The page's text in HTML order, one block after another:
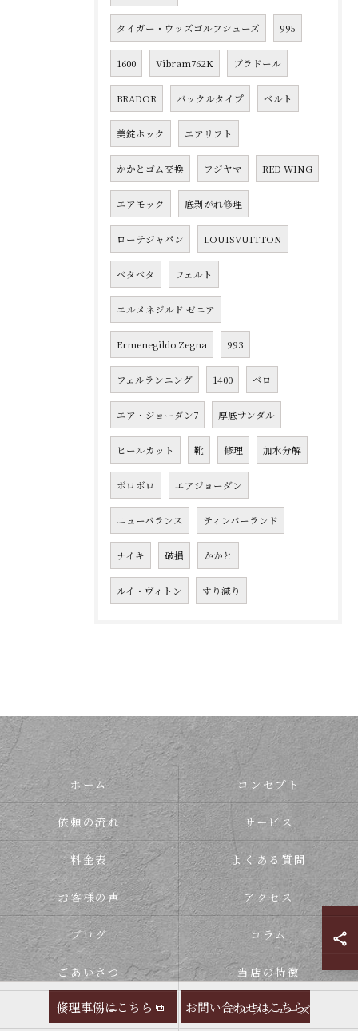
タイガー・ウッズゴルフシューズ 995
1600 Vibram762K ブラドール
BRADOR バックルタイプ ベルト
美錠ホック エアリフト
かかとゴム交換 フジヤマ RED WING
エアモック 底剥がれ修理
ローテジャパン LOUISVUITTON
ベタベタ フェルト
エルメネジルド ゼニア
Ermenegildo Zegna 993
フェルランニング 1400 ベロ
エア・ジョーダン7 厚底サンダル
ヒールカット 靴 修理 加水分解
ボロボロ エアジョーダン
ニューバランス ティンバーランド
ナイキ 破損 かかと
ルイ・ヴィトン すり減り
修理事例はこちら お問い合わせはこちら
ホーム コンセプト
依頼の流れ サービス
料金表 よくある質問
お客様の声 アクセス
ブログ コラム
ごあいさつ 当店の特徴
スニーカー ゴルフシューズ